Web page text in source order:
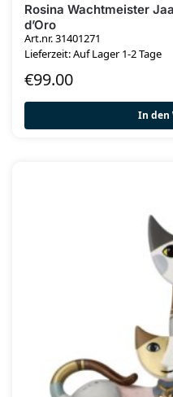
Rosina Wachtmeister
d’Oro
Art.nr. 31401271
Lieferzeit: Auf Lager 1-2 Tage
€99.00
In den